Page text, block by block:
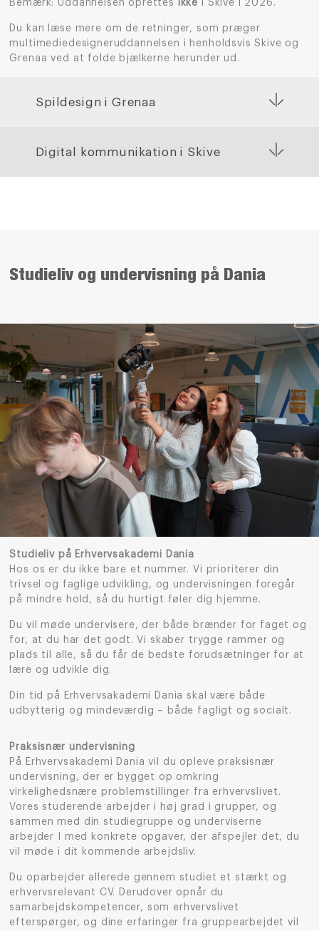
Bemærk: Uddannelsen oprettes ikke i Skive i 2026.
Du kan læse mere om de retninger, som præger
multimediedesigneruddannelsen i henholdsvis Skive og
Grenaa ved at folde bjælkerne herunder ud.
Spildesign i Grenaa
Digital kommunikation i Skive
Studieliv og undervisning på Dania
Studieliv på Erhvervsakademi Dania
Hos os er du ikke bare et nummer. Vi prioriterer din
trivsel og faglige udvikling, og undervisningen foregår
på mindre hold, så du hurtigt føler dig hjemme.
Du vil møde undervisere, der både brænder for faget og
for, at du har det godt. Vi skaber trygge rammer og
plads til alle, så du får de bedste forudsætninger for at
lære og udvikle dig.
Din tid på Erhvervsakademi Dania skal være både
udbytterig og mindeværdig – både fagligt og socialt.
Praksisnær undervisning
På Erhvervsakademi Dania vil du opleve praksisnær
undervisning, der er bygget op omkring
virkelighedsnære problemstillinger fra erhvervslivet.
Vores studerende arbejder i høj grad i grupper, og
sammen med din studiegruppe og underviserne
arbejder I med konkrete opgaver, der afspejler det, du
vil møde i dit kommende arbejdsliv.
Du oparbejder allerede gennem studiet et stærkt og
erhvervsrelevant CV. Derudover opnår du
samarbejdskompetencer, som erhvervslivet
efterspørger, og dine erfaringer fra gruppearbejdet vil